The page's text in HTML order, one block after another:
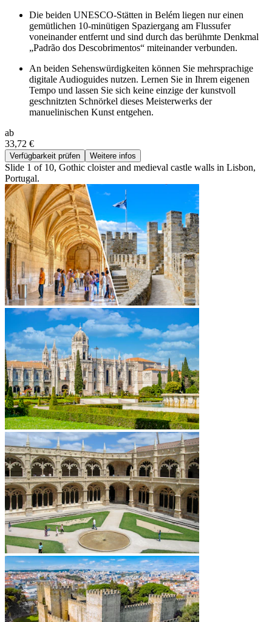
Die beiden UNESCO-Stätten in Belém liegen nur einen
gemütlichen 10-minütigen Spaziergang am Flussufer
voneinander entfernt und sind durch das berühmte Denkmal
„Padrão dos Descobrimentos“ miteinander verbunden.
An beiden Sehenswürdigkeiten können Sie mehrsprachige
digitale Audioguides nutzen. Lernen Sie in Ihrem eigenen
Tempo und lassen Sie sich keine einzige der kunstvoll
geschnitzten Schnörkel dieses Meisterwerks der
manuelinischen Kunst entgehen.
ab
33,72 €
Verfügbarkeit prüfen Weitere infos
Slide 1 of 10, Gothic cloister and medieval castle walls in Lisbon,
Portugal.